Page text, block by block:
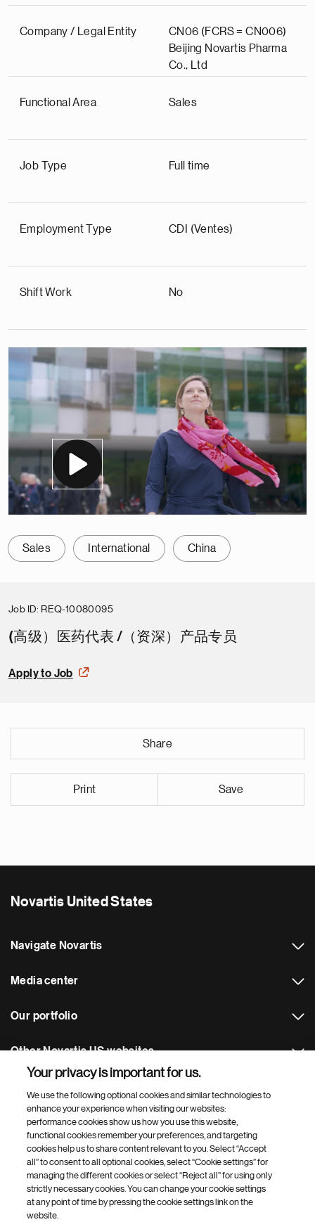
Company / Legal Entity
CN06 (FCRS = CN006)
Beijing Novartis Pharma
Co., Ltd
Functional Area Sales
Job Type Full time
Employment Type CDI (Ventes)
Shift Work No
Sales International China
Job ID REQ-10080095
(高级）医药代表 /（资深）产品专员
Apply to Job
Share
Print Save
Novartis United States
Navigate Novartis
Media center
Our portfolio
Other Novartis US websites
Footer Site Search
Footer
Bottom
© 2026 Novartis Pharmaceuticals Corporation
Terms of use
Your privacy is important for us.
We use the following optional cookies and similar technologies to
enhance your experience when visiting our websites:
performance cookies show us how you use this website,
functional cookies remember your preferences, and targeting
cookies help us to share content relevant to you. Select “Accept
all” to consent to all optional cookies, select “Cookie settings” for
managing the different cookies or select “Reject all” for using only
strictly necessary cookies. You can change your cookie settings
at any point of time by pressing the cookie settings link on the
website.